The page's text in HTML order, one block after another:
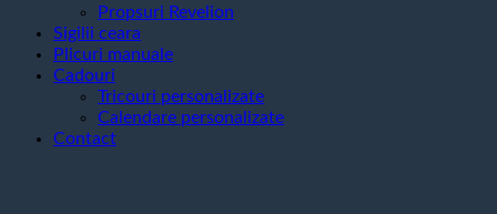
Propsuri Revelion
Sigilii ceara
Plicuri manuale
Cadouri
Tricouri personalizate
Calendare personalizate
Contact